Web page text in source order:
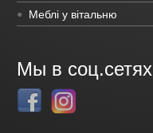
Меблі у вітальню
Мы в соц.сетях